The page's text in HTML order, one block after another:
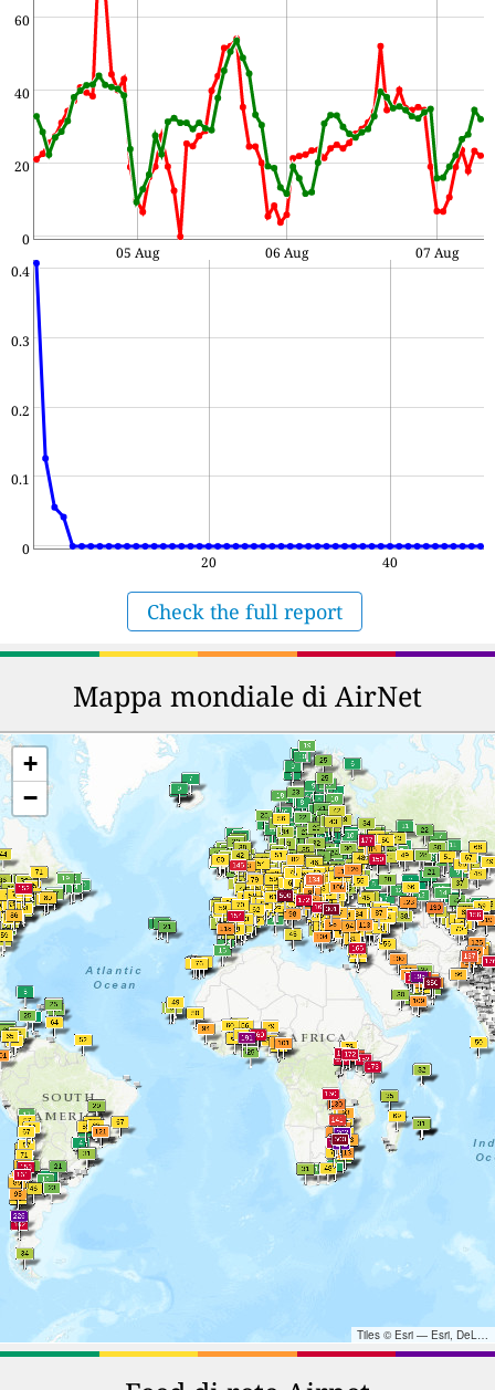
0
20
40
60
05 Aug 06 Aug 07 Aug
0
0.1
0.2
0.3
0.4
20 40
Check the full report
Mappa mondiale di AirNet
+
−
Tiles © Esri — Esri, DeLorme, NAVTEQ, TomTom, Intermap, iPC, USGS, FAO, NPS, NRCAN, GeoBase, Kadaster NL, Ordnance Survey, Esri Japan, METI, Esri China (Hong Kong), and the GIS User Community